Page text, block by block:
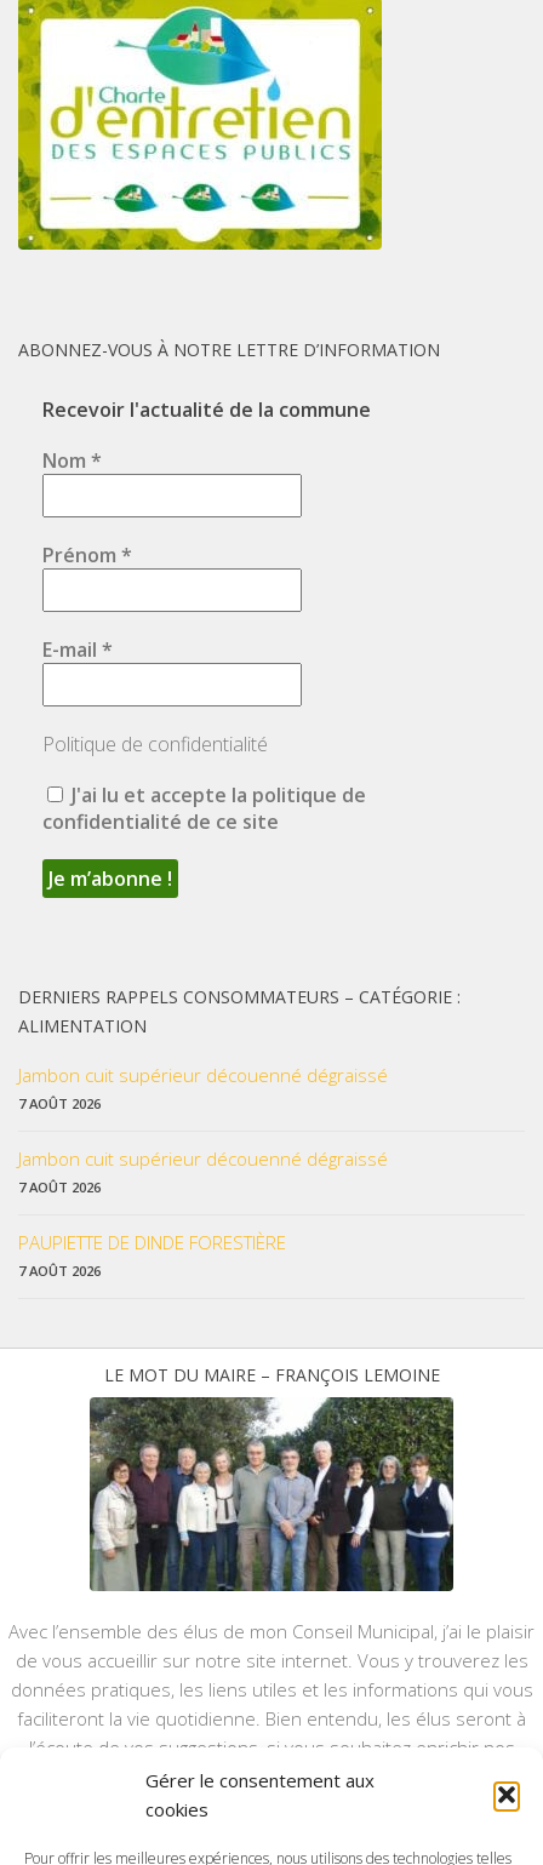
Gérer le consentement aux
cookies
Pour offrir les meilleures expériences, nous utilisons des technologies telles
ABONNEZ-VOUS À NOTRE LETTRE D’INFORMATION
Recevoir l'actualité de la commune
Nom *
Prénom *
E-mail *
Politique de confidentialité
J'ai lu et accepte la politique de
confidentialité de ce site
DERNIERS RAPPELS CONSOMMATEURS – CATÉGORIE :
ALIMENTATION
Jambon cuit supérieur découenné dégraissé
7 AOÛT 2026
Jambon cuit supérieur découenné dégraissé
7 AOÛT 2026
PAUPIETTE DE DINDE FORESTIÈRE
7 AOÛT 2026
LE MOT DU MAIRE – FRANÇOIS LEMOINE
Avec l’ensemble des élus de mon Conseil Municipal, j’ai le plaisir
de vous accueillir sur notre site internet. Vous y trouverez les
données pratiques, les liens utiles et les informations qui vous
faciliteront la vie quotidienne. Bien entendu, les élus seront à
l’écoute de vos suggestions, si vous souhaitez enrichir nos
rubriques ou nos informations.
Ce type de communication vient en complément du bulletin
annuel, nous le ferons vivre et il sera actualisé pour mieux vous